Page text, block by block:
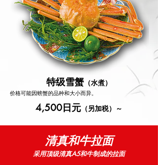
特级雪蟹 （水煮）
价格可能因螃蟹的品种和大小而异。
4,500日元 （另加税）～
清真和牛拉面
采用顶级清真A5和牛制成的拉面